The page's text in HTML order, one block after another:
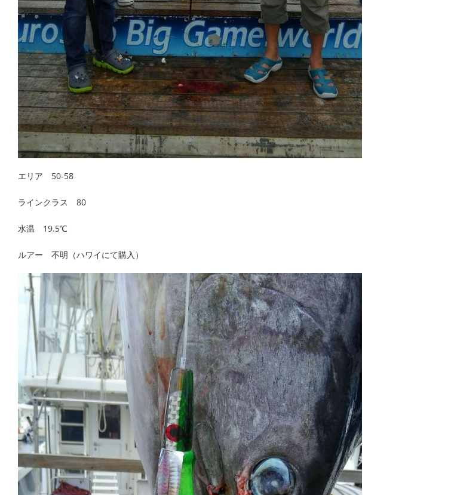
エリア 50-58
ラインクラス 80
水温 19.5℃
ルアー 不明（ハワイにて購入）